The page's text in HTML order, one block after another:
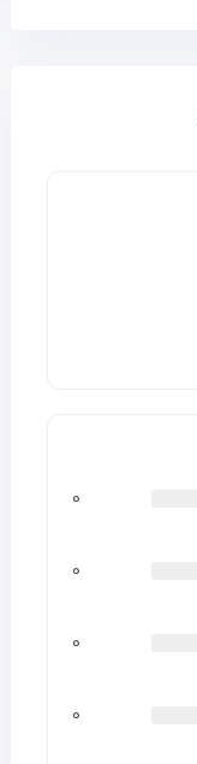
0
0
0
0